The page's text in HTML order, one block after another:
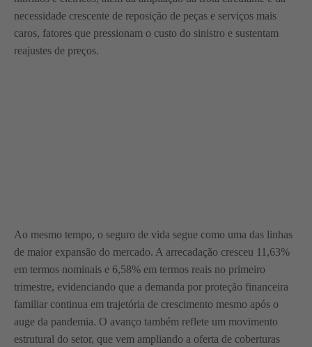
necessidade crescente de reposição de peças e serviços mais
caros, fatores que pressionam o custo do sinistro e sustentam
reajustes de preços.
Ao mesmo tempo, o seguro de vida segue como uma das linhas
de maior expansão do mercado. A arrecadação cresceu 11,63%
em termos nominais e 6,58% em termos reais no primeiro
trimestre, evidenciando que a demanda por proteção financeira
familiar continua em trajetória de crescimento mesmo após o
auge da pandemia. O avanço também reflete um movimento
estrutural do setor, que vem ampliando a oferta de coberturas